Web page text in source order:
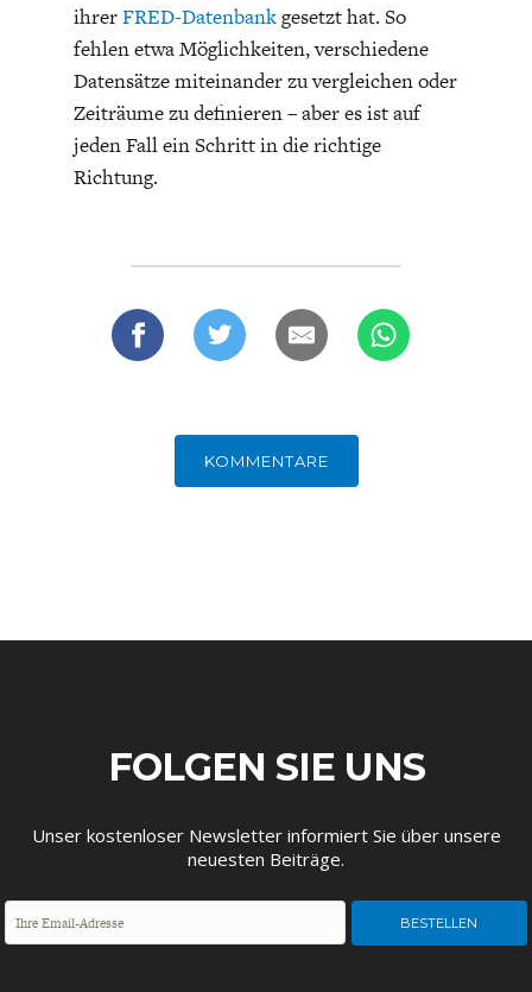
MACHT
ihrerFRED-Datenbankgesetzt hat. So
fehlen etwa Möglichkeiten, verschiedene
Datensätze miteinander zu vergleichen oder
Zeiträume zu definieren – aber es ist auf
jeden Fall ein Schritt in die richtige
Richtung.
KOMMENTARE
FOLGEN SIE UNS
Unser kostenloser Newsletter informiert Sie über unsere
neuesten Beiträge.